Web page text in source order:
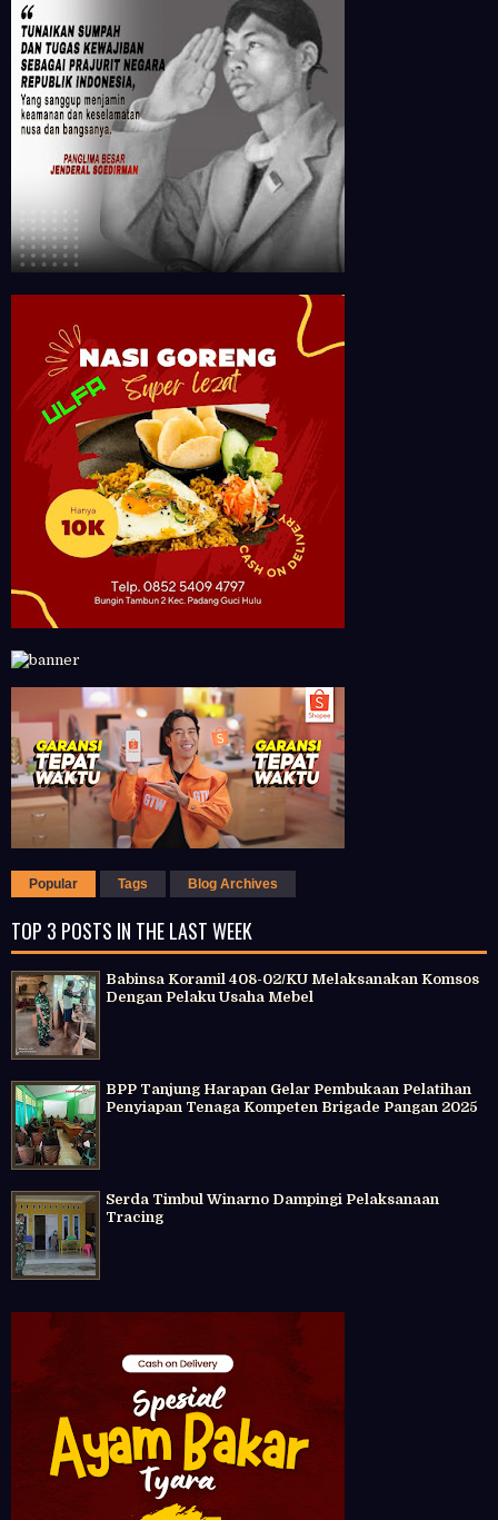
Popular Tags Blog Archives
TOP 3 POSTS IN THE LAST WEEK
Babinsa Koramil 408-02/KU Melaksanakan Komsos
Dengan Pelaku Usaha Mebel
BPP Tanjung Harapan Gelar Pembukaan Pelatihan
Penyiapan Tenaga Kompeten Brigade Pangan 2025
Serda Timbul Winarno Dampingi Pelaksanaan
Tracing